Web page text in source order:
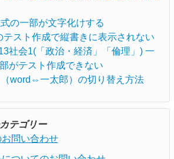
の一部が文字化けする
テスト作成で縦書きに表示されない
社会1(「政治・経済」「倫理」) 一
がテスト作成できない
word⇔一太郎）の切り替え方法
テゴリー
問い合わせ